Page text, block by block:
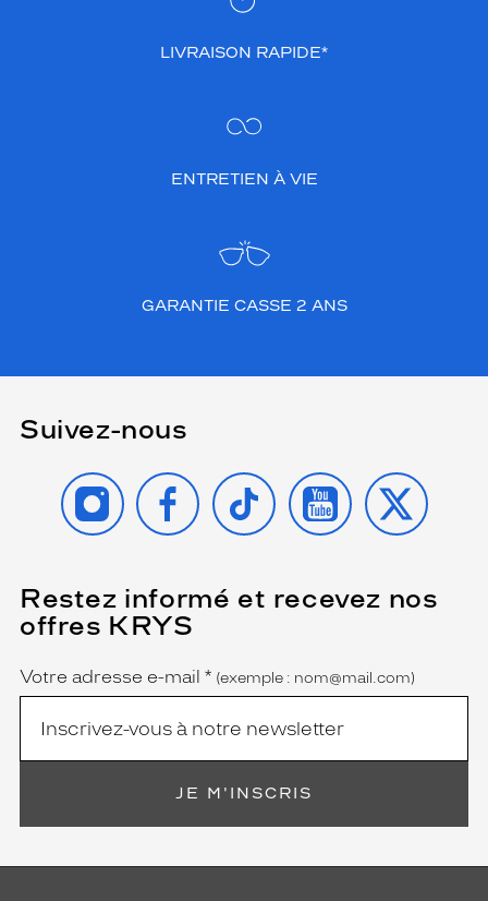
LIVRAISON RAPIDE*
ENTRETIEN À VIE
GARANTIE CASSE 2 ANS
Suivez-nous
INSTAGRAMFACEBOOK
TIKTOK YOUTUBE
X
Restez informé et recevez nos
offres KRYS
Name
Votre adresse e-mail *
(Ce
champ
est
obligatoire)
(exemple : nom@mail.com)
JE M'INSCRIS